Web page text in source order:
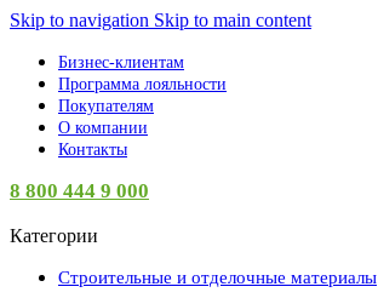
Skip to navigation Skip to main content
Бизнес-клиентам
Программа лояльности
Покупателям
О компании
Контакты
8 800 444 9 000
Категории
Строительные и отделочные материалы